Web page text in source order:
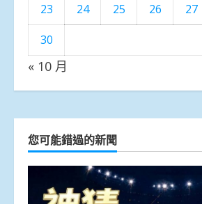
23
24 25 26 27
30
« 10 月
您可能錯過的新聞